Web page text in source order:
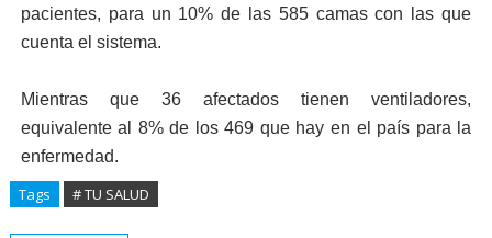
pacientes, para un 10% de las 585 camas con las que
cuenta el sistema.
Mientras que 36 afectados tienen ventiladores,
equivalente al 8% de los 469 que hay en el país para la
enfermedad.
Tags # TU SALUD